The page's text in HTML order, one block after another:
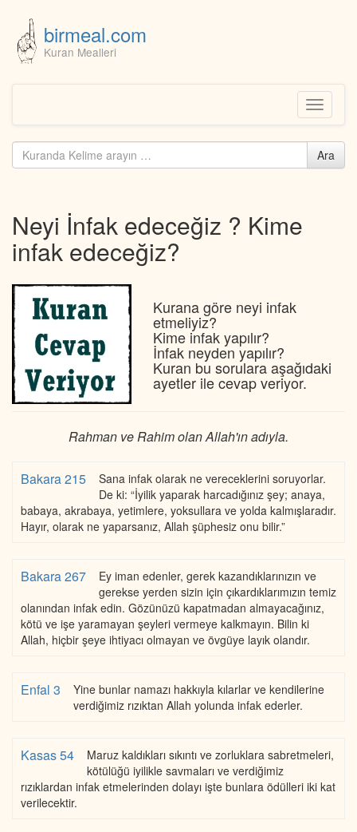
birmeal.com
Kuran Mealleri
Toggle
Kuranda
ara...
Ara
Neyi İnfak edeceğiz ? Kime
infak edeceğiz?
Kurana göre neyi infak
etmeliyiz?
Kime infak yapılır?
İnfak neyden yapılır?
Kuran bu sorulara aşağıdaki
ayetler ile cevap veriyor.
Rahman ve Rahim olan Allah'ın adıyla.
Bakara 215
Sana infak olarak ne vereceklerini soruyorlar.
De ki: “İyilik yaparak harcadığınız şey; anaya,
babaya, akrabaya, yetimlere, yoksullara ve yolda kalmışlaradır.
Hayır, olarak ne yaparsanız, Allah şüphesiz onu bilir.”
Bakara 267
Ey iman edenler, gerek kazandıklarınızın ve
gerekse yerden sizin için çıkardıklarımızın temiz
olanından infak edin. Gözünüzü kapatmadan almayacağınız,
kötü ve işe yaramayan şeyleri vermeye kalkmayın. Bilin ki
Allah, hiçbir şeye ihtiyacı olmayan ve övgüye layık olandır.
Enfal 3
Yine bunlar namazı hakkıyla kılarlar ve kendilerine
verdiğimiz rızıktan Allah yolunda infak ederler.
Kasas 54
Maruz kaldıkları sıkıntı ve zorluklara sabretmeleri,
kötülüğü iyilikle savmaları ve verdiğimiz
rızıklardan infak etmelerinden dolayı işte bunlara ödülleri iki kat
verilecektir.